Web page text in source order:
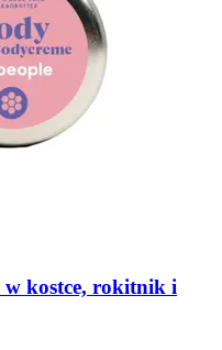
w kostce, rokitnik i